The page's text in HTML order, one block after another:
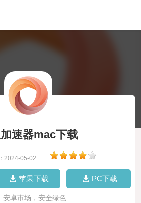
速器mac下载
2024-05-02
苹果下载 PC下载
安卓市场，安全绿色